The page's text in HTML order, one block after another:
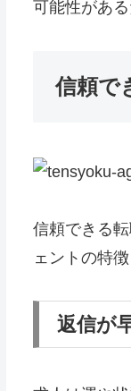
可能性がある
信頼で
信頼できる
ェントの特
返信が